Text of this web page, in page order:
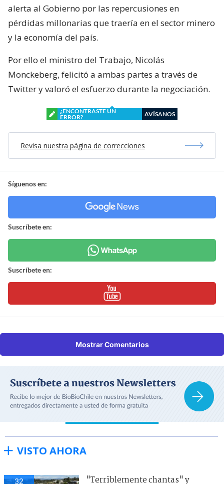
alerta al Gobierno por las repercusiones en
pérdidas millonarias que traería en el sector minero
y la economía del país.
Por ello el ministro del Trabajo, Nicolás
Monckeberg, felicitó a ambas partes a través de
Twitter y valoró el esfuerzo durante la negociación.
¿ENCONTRASTE UN
ERROR?
AVÍSANOS
Revisa nuestra página de correcciones
Síguenos en:
Suscríbete en:
Suscríbete en:
Mostrar Comentarios
VISTO AHORA
32 "Terriblemente chantas" y